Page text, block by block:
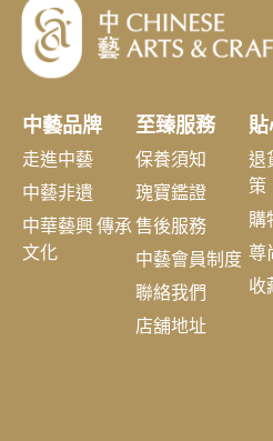
中藝品牌
走進中藝
中藝非遺
中華藝興 傳承
文化
至臻服務
保養須知
瑰寶鑑證
售後服務
中藝會員制度
聯絡我們
店舖地址
退
策
購
尊
收